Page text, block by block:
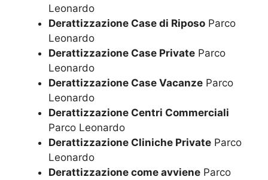
Leonardo
Derattizzazione Case di Riposo Parco
Leonardo
Derattizzazione Case Private Parco
Leonardo
Derattizzazione Case Vacanze Parco
Leonardo
Derattizzazione Centri Commerciali
Parco Leonardo
Derattizzazione Cliniche Private Parco
Leonardo
Derattizzazione come avviene Parco